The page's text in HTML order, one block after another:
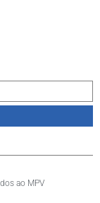
ao MPV